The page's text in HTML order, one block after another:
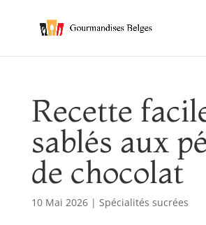
Recette
sablés aux
de chocolat
10 Mai 2026| Spécialités sucrées